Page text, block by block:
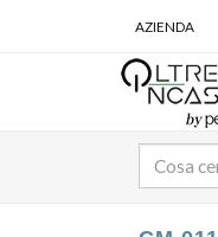
AZIENDA